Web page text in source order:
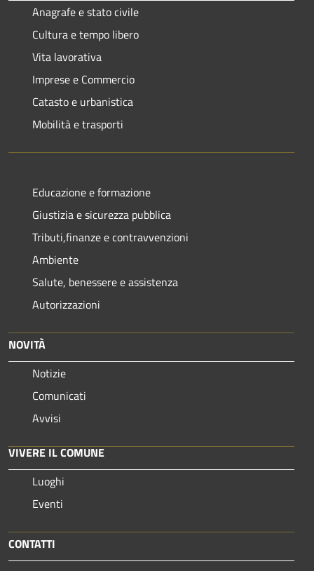
Anagrafe e stato civile
Cultura e tempo libero
Vita lavorativa
Imprese e Commercio
Catasto e urbanistica
Mobilità e trasporti
Educazione e formazione
Giustizia e sicurezza pubblica
Tributi,finanze e contravvenzioni
Ambiente
Salute, benessere e assistenza
Autorizzazioni
NOVITÀ
Notizie
Comunicati
Avvisi
VIVERE IL COMUNE
Luoghi
Eventi
CONTATTI